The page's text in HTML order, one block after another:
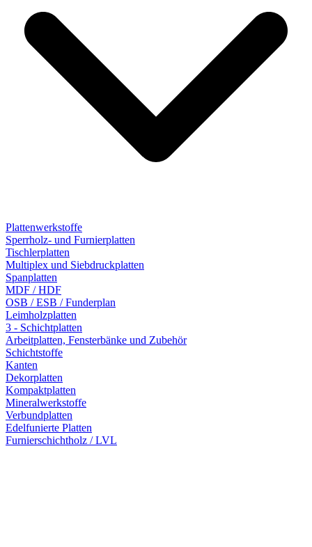
Plattenwerkstoffe
Sperrholz- und Furnierplatten
Tischlerplatten
Multiplex und Siebdruckplatten
Spanplatten
MDF / HDF
OSB / ESB / Funderplan
Leimholzplatten
3 - Schichtplatten
Arbeitplatten, Fensterbänke und Zubehör
Schichtstoffe
Kanten
Dekorplatten
Kompaktplatten
Mineralwerkstoffe
Verbundplatten
Edelfunierte Platten
Furnierschichtholz / LVL